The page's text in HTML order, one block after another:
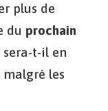
plus de
du prochain
sera-t-il en
malgré les